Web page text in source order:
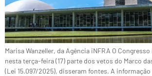
Marisa Wanzeller, da Agência iNFRA O
nesta terça-feira (17) parte dos vetos do Marco
(Lei 15.097/2025), disseram fontes. A informação